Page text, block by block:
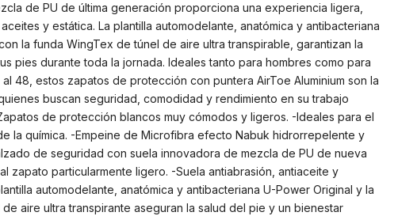
de PU de última generación proporciona una experiencia ligera,
y estática. La plantilla automodelante, anatómica y antibacteriana
la funda WingTex de túnel de aire ultra transpirable, garantizan la
pies durante toda la jornada. Ideales tanto para hombres como para
48, estos zapatos de protección con puntera AirToe Aluminium son la
buscan seguridad, comodidad y rendimiento en su trabajo
de protección blancos muy cómodos y ligeros. -Ideales para el
la química. -Empeine de Microfibra efecto Nabuk hidrorrepelente y
de seguridad con suela innovadora de mezcla de PU de nueva
zapato particularmente ligero. -Suela antiabrasión, antiaceite y
automodelante, anatómica y antibacteriana U-Power Original y la
aire ultra transpirante aseguran la salud del pie y un bienestar